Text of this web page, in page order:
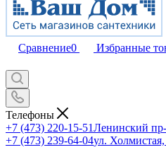
Сравнение0 Избранные
Телефоны
+7 (473) 220-15-51Ленинский
+7 (473) 239-64-04ул.